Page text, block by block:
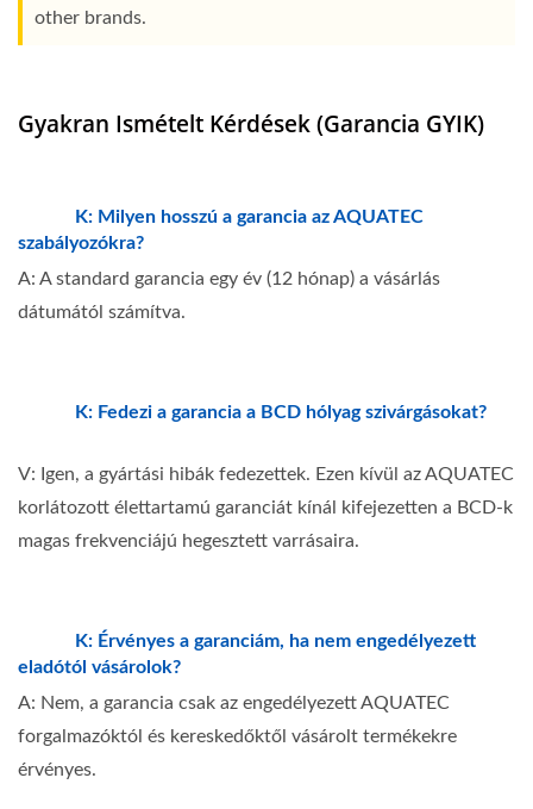
other brands.
Gyakran Ismételt Kérdések (Garancia GYIK)
K: Milyen hosszú a garancia az AQUATEC
szabályozókra?
A: A standard garancia egy év (12 hónap) a vásárlás
dátumától számítva.
K: Fedezi a garancia a BCD hólyag szivárgásokat?
V: Igen, a gyártási hibák fedezettek. Ezen kívül az AQUATEC
korlátozott élettartamú garanciát kínál kifejezetten a BCD-k
magas frekvenciájú hegesztett varrásaira.
K: Érvényes a garanciám, ha nem engedélyezett
eladótól vásárolok?
A: Nem, a garancia csak az engedélyezett AQUATEC
forgalmazóktól és kereskedőktől vásárolt termékekre
érvényes.